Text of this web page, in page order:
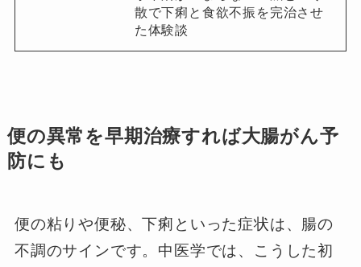
散で下痢と食欲不振を完治させ
た体験談
便の異常を早期治療すれば大腸がん予
防にも
便の粘りや便秘、下痢といった症状は、腸の
不調のサインです。中医学では、こうした初